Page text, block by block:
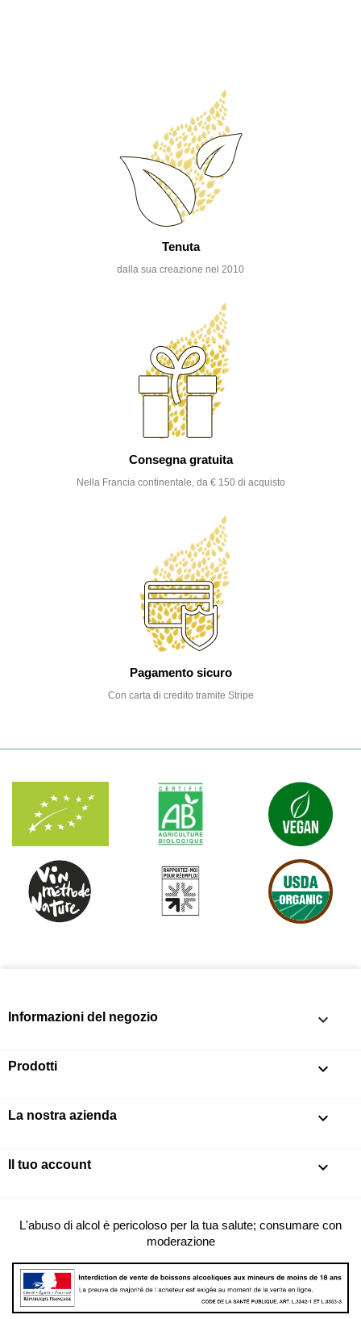
Tenuta
dalla sua creazione nel 2010
Consegna gratuita
Nella Francia continentale, da € 150 di acquisto
Pagamento sicuro
Con carta di credito tramite Stripe
Informazioni del negozio keyboard_arrow_down
Prodotti 
La nostra azienda 
Il tuo account 
L'abuso di alcol è pericoloso per la tua salute; consumare con
moderazione